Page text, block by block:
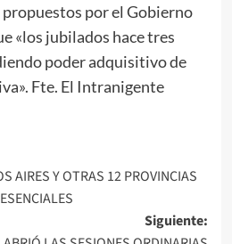
por el Gobierno
«los jubilados hace tres
poder adquisitivo de
Fte. El Intranigente
AIRES Y OTRAS 12 PROVINCIAS
Siguiente: